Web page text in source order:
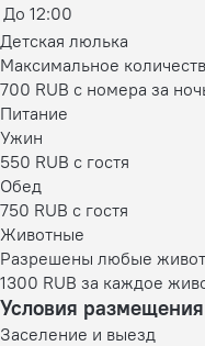
До 12:00
Детская люлька
Максимальное
700 RUB с номера за
Питание
Ужин
550 RUB c гостя
Обед
750 RUB c гостя
Животные
Разрешены любые
1300 RUB за каждое
Условия размещения
Заселение и выезд